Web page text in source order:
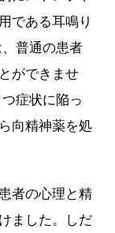
である耳鳴り
普通の患者
ができませ
症状に陥っ
向精神薬を処
者の心理と精
ました。しだ